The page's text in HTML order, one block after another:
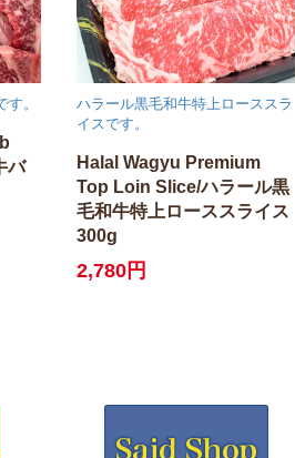
。
バ
ハラール黒毛和牛特上ローススラ
イスです。
Halal Wagyu Premium
Top Loin Slice/ハラール黒
毛和牛特上ローススライス
300g
2,780円